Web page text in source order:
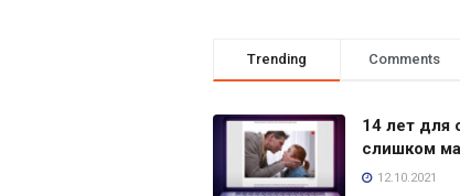
Trending Comments
14 лет для
слишком
12.10.2021